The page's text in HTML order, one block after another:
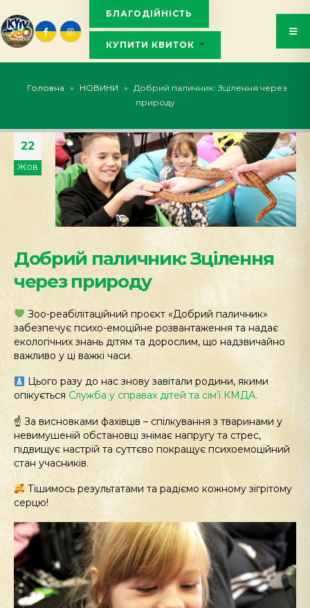
БЛАГОДІЙНІСТЬ
КУПИТИ КВИТОК
Головна » НОВИНИ » Добрий паличник: Зцілення через
природу
22
Жов
Добрий паличник: Зцілення
через природу
Зоо-реабілітаційний проєкт «Добрий паличник»
забезпечує психо-емоційне розвантаження та надає
екологічних знань дітям та дорослим, що надзвичайно
важливо у ці важкі часи.
Цього разу до нас знову завітали родини, якими
опікується Служба у справах дітей та сім’ї КМДА.
☝️ За висновками фахівців – спілкування з тваринами у
невимушеній обстановці знімає напругу та стрес,
підвищує настрій та суттєво покращує психоемоційний
стан учасників.
Тішимось результатами та радіємо кожному зігрітому
серцю!